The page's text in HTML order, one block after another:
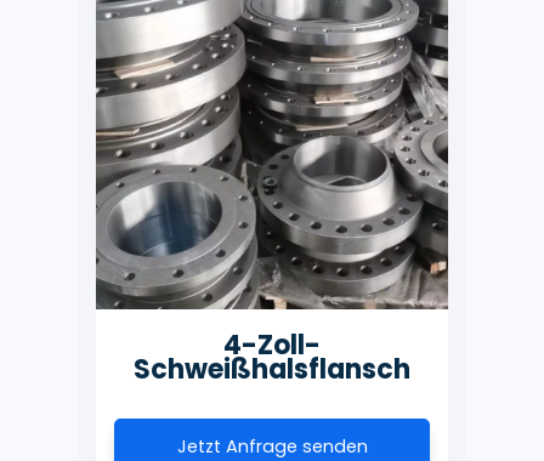
4-Zoll-
Schweißhalsflansch
Jetzt Anfrage senden